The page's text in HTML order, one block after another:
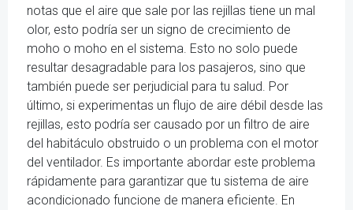
notas que el aire que sale por las rejillas tiene un mal
olor, esto podría ser un signo de crecimiento de
moho o moho en el sistema. Esto no solo puede
resultar desagradable para los pasajeros, sino que
también puede ser perjudicial para tu salud. Por
último, si experimentas un flujo de aire débil desde las
rejillas, esto podría ser causado por un filtro de aire
del habitáculo obstruido o un problema con el motor
del ventilador. Es importante abordar este problema
rápidamente para garantizar que tu sistema de aire
acondicionado funcione de manera eficiente. En